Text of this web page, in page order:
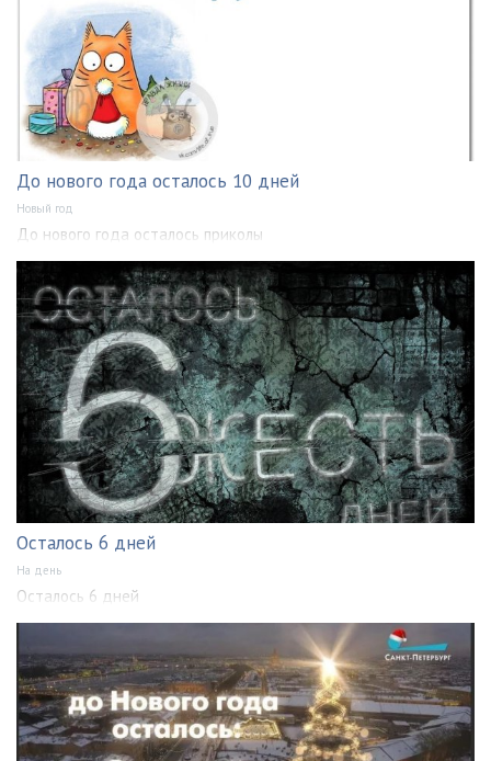
До нового года осталось 10 дней
Новый год
До нового года осталось приколы
Осталось 6 дней
На день
Осталось 6 дней